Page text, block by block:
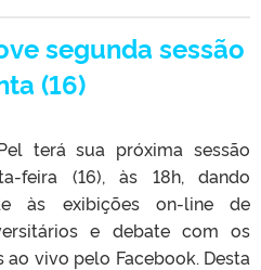
segunda sessão
(16)
terá sua próxima sessão
feira (16), às 18h, dando
às exibições on-line de
e debate com os
ao vivo pelo Facebook. Desta